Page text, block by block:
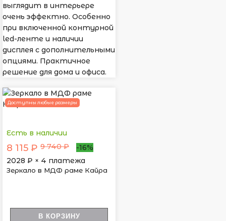
выглядит в интерьере
очень эффектно. Особенно
при включенной контурной
led-ленте и наличии
дисплея с дополнительными
опциями. Практичное
решение для дома и офиса.
Доступны любые размеры
Есть в наличии
8 115 ₽ 9 740 ₽
-16%
2028 ₽ × 4 платежа
Зеркало в МДФ раме Кайра
В КОРЗИНУ